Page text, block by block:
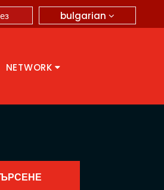
bulgarian
NETWORK